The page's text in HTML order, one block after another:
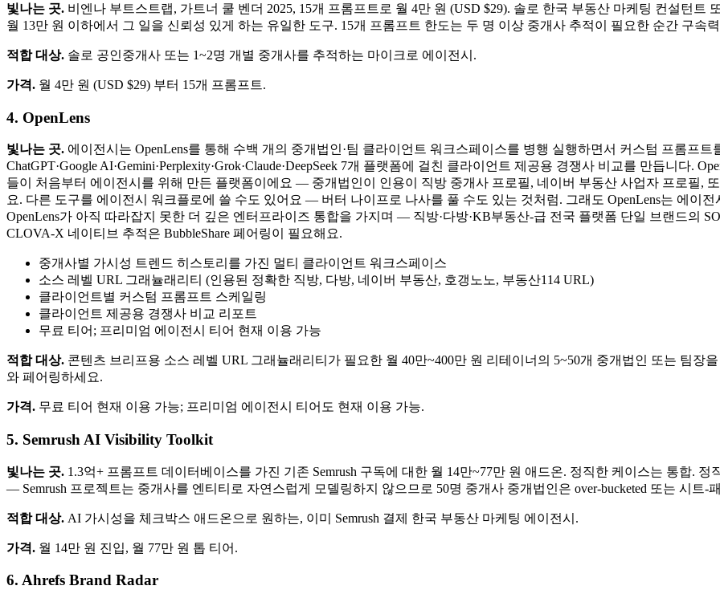
빛나는 곳. 비엔나 부트스트랩, 가트너 쿨 벤더 2025, 15개 프롬프트로 월 4만 원 (USD $29). 솔로 한국 부동산 마케팅 컨설턴트
월 13만 원 이하에서 그 일을 신뢰성 있게 하는 유일한 도구. 15개 프롬프트 한도는 두 명 이상 중개사 추적이 필요한 순간 구속
적합 대상. 솔로 공인중개사 또는 1~2명 개별 중개사를 추적하는 마이크로 에이전시.
가격. 월 4만 원 (USD $29) 부터 15개 프롬프트.
4. OpenLens
빛나는 곳. 에이전시는 OpenLens를 통해 수백 개의 중개법인·팀 클라이언트 워크스페이스를 병행 실행하면서 커스텀 프롬프
ChatGPT·Google AI·Gemini·Perplexity·Grok·Claude·DeepSeek 7개 플랫폼에 걸친 클라이언트 제공용 경쟁사 비교를 만듭니다.
들이 처음부터 에이전시를 위해 만든 플랫폼이에요 — 중개법인이 인용이 직방 중개사 프로필, 네이버 부동산 사업자 프로필,
요. 다른 도구를 에이전시 워크플로에 쓸 수도 있어요 — 버터 나이프로 나사를 풀 수도 있는 것처럼. 그래도 OpenLens는 에이
OpenLens가 아직 따라잡지 못한 더 깊은 엔터프라이즈 통합을 가지며 — 직방·다방·KB부동산-급 전국 플랫폼 단일 브랜드의
CLOVA-X 네이티브 추적은 BubbleShare 페어링이 필요해요.
중개사별 가시성 트렌드 히스토리를 가진 멀티 클라이언트 워크스페이스
소스 레벨 URL 그래뉼래리티 (인용된 정확한 직방, 다방, 네이버 부동산, 호갱노노, 부동산114 URL)
클라이언트별 커스텀 프롬프트 스케일링
클라이언트 제공용 경쟁사 비교 리포트
무료 티어; 프리미엄 에이전시 티어 현재 이용 가능
적합 대상. 콘텐츠 브리프용 소스 레벨 URL 그래뉼래리티가 필요한 월 40만~400만 원 리테이너의 5~50개 중개법인 또는 팀장
와 페어링하세요.
가격. 무료 티어 현재 이용 가능; 프리미엄 에이전시 티어도 현재 이용 가능.
5. Semrush AI Visibility Toolkit
빛나는 곳. 1.3억+ 프롬프트 데이터베이스를 가진 기존 Semrush 구독에 대한 월 14만~77만 원 애드온. 정직한 케이스는 통합.
— Semrush 프로젝트는 중개사를 엔티티로 자연스럽게 모델링하지 않으므로 50명 중개사 중개법인은 over-bucketed 또는 시트-
적합 대상. AI 가시성을 체크박스 애드온으로 원하는, 이미 Semrush 결제 한국 부동산 마케팅 에이전시.
가격. 월 14만 원 진입, 월 77만 원 톱 티어.
6. Ahrefs Brand Radar